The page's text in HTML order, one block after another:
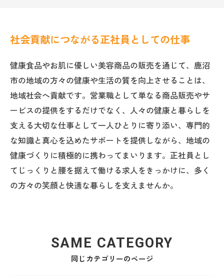
社会貢献につながる正社員としての仕事
健康食品やお肌に優しい美容商品の販売を通じて、鹿沼
市の地域の方々の健康や生活の質を向上させることは、
地域社会へ貢献です。営業職として単なる商品販売やサ
ービスの提供をするだけでなく、人々の健康と暮らしを
支える大切な仕事として一人ひとりに寄り添い、専門的
な知識と真心を込めたサポートを提供しながら、地域の
健康づくりに積極的に携わってまいります。正社員とし
てじっくりと腰を据えて働ける求人をきっかけに、多く
の方々の笑顔と快適な暮らしを支えませんか。
同じカテゴリーのページ
SAME CATEGORY